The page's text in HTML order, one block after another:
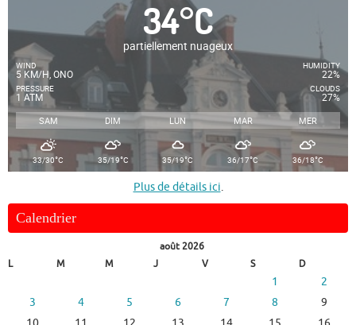
34°C
partiellement nuageux
WIND
5 KM/H, ONO
PRESSURE
1 ATM
HUMIDITY
22%
CLOUDS
27%
SAM DIM LUN MAR MER
33/30°C 35/19°C 35/19°C 36/17°C 36/18°C
Plus de détails ici.
Calendrier
août 2026
L
M M J V S D
1
2
3
4 5 6 7 8
9